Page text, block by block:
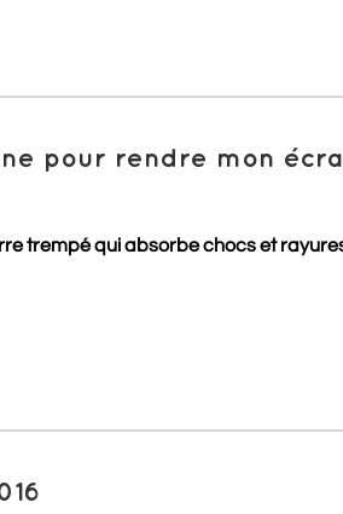
pour rendre mon
trempé qui absorbe chocs et